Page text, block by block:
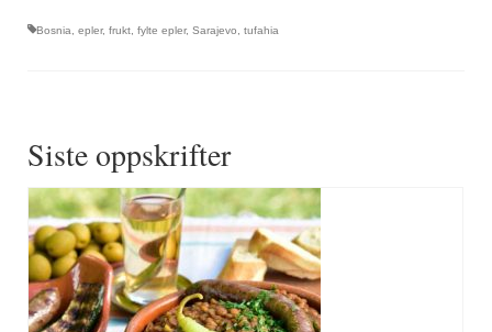
Bosnia, epler, frukt, fylte epler, Sarajevo, tufahia
Siste oppskrifter